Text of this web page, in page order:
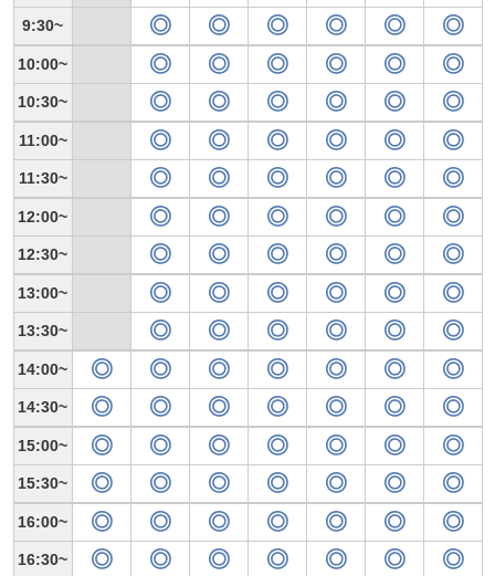
9:30
10:00
10:30
11:00
11:30
12:00
12:30
13:00
13:30
14:00
14:30
15:00
15:30
16:00
16:30